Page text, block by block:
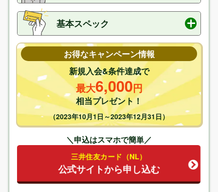
基本0.5%＋対象店舗でのスマホタッチ決済ボー
ナス6.5%で合計7%!
ナンバーレスでセキュリティもバッチリ！カー
ド利用のリアルタイム通知もあり！
出光、アポロステーション、シェル石油、太陽
石油でポイントが+0.5％！
ETCカードでNEXCO3社をはじめとする有料道
路事業者によるサービスで走行する曜日や時間
によっては通行料金が30％割引
基本スペック
三井住友カード株式会社
年会費
無料
ETCカード
550円（税込）
※初年度無料・条件付き無料
※前年度に1度でもETC利用のご請求が
あった方は年会費が無料
家族カード
無料
iD、PiTaPa、WAON、ApplePay、
Google Pay
海外旅行保険:
最高2,000万円(利用付帯)
ポイント
Vポイント
お得なキャンペーン情報
新規入会&条件達成で
最大6,000円
相当プレゼント！
（2023年10月1日～2023年12月31日）
＼申込はスマホで簡単／
三井住友カード（NL）
公式サイトから申し込む